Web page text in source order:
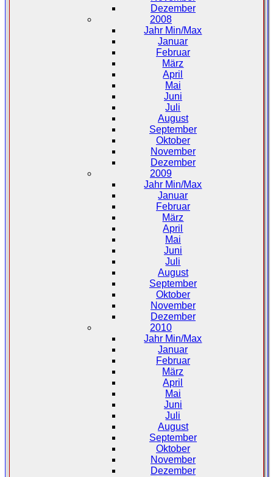
Dezember
2008
Jahr Min/Max
Januar
Februar
März
April
Mai
Juni
Juli
August
September
Oktober
November
Dezember
2009
Jahr Min/Max
Januar
Februar
März
April
Mai
Juni
Juli
August
September
Oktober
November
Dezember
2010
Jahr Min/Max
Januar
Februar
März
April
Mai
Juni
Juli
August
September
Oktober
November
Dezember